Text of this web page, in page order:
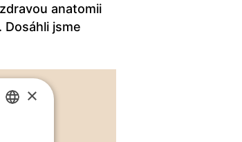
anatomii
jsme
×